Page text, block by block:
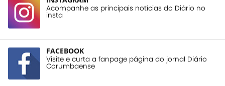
Acompanhe as principais notícias do Diário no
insta
FACEBOOK
Visite e curta a fanpage página do jornal Diário
Corumbaense